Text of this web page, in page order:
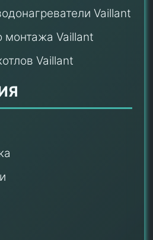
Vaillant
монтажа Vaillant
Vaillant